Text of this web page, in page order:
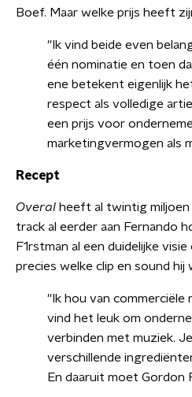
Boef. Maar welke prijs heeft
''Ik vind beide even
één nominatie en toen
ene betekent eigenlijk
respect als volledige
een prijs voor
marketingvermogen als
Recept
Overal heeft al twintig miljoen
track al eerder aan Fernando
F1rstman al een duidelijke
precies welke clip en sound hij
''Ik hou van commerciële
vind het leuk om
verbinden met muziek.
verschillende
En daaruit moet Gordon